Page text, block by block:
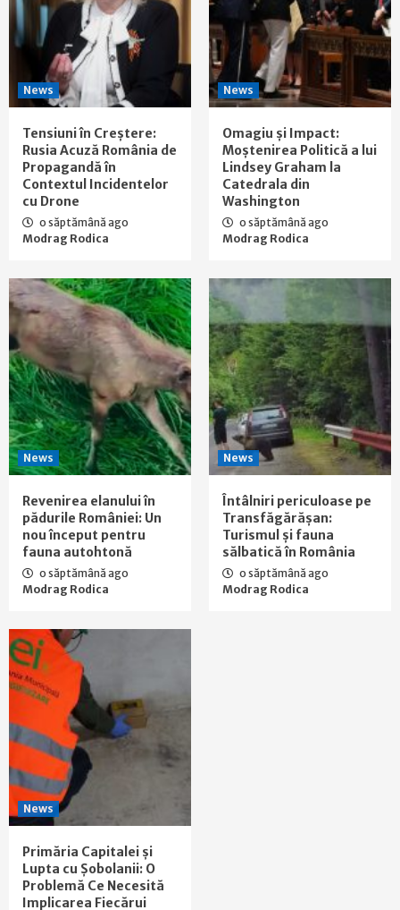
News
Tensiuni în Creștere:
Rusia Acuză România de
Propagandă în
Contextul Incidentelor
cu Drone
o săptămână ago
Modrag Rodica
News
Omagiu și Impact:
Moștenirea Politică a lui
Lindsey Graham la
Catedrala din
Washington
o săptămână ago
Modrag Rodica
News
Revenirea elanului în
pădurile României: Un
nou început pentru
fauna autohtonă
o săptămână ago
Modrag Rodica
News
Întâlniri periculoase pe
Transfăgărășan:
Turismul și fauna
sălbatică în România
o săptămână ago
Modrag Rodica
News
Primăria Capitalei și
Lupta cu Șobolanii: O
Problemă Ce Necesită
Implicarea Fiecărui